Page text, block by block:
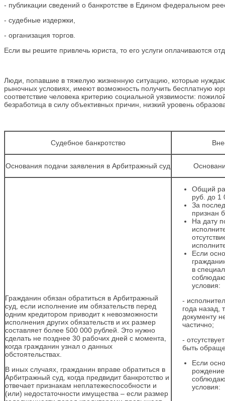
- публикации сведений о банкротстве в Едином федеральном
- судебные издержки,
- организация торгов.
Если вы решите привлечь юриста, то его услуги оплачиваются
Люди, попавшие в тяжелую жизненную ситуацию, которые
рыночных условиях, имеют возможность получить бесплатную
соответствие человека критерию социальной уязвимости:
безработица в силу объективных причин, низкий уровень
Судебное банкротство
Основания подачи заявления в Арбитражный суд
Гражданин обязан обратиться в Арбитражный
суд, если исполнение им обязательств перед
одним кредитором приводит к невозможности
исполнения других обязательств и их размер
составляет более 500 000 рублей. Это нужно
сделать не позднее 30 рабочих дней с момента,
когда гражданин узнал о данных
обстоятельствах.
В иных случаях, гражданин вправе обратиться в
Арбитражный суд, когда предвидит банкротство и
отвечает признакам неплатежеспособности и
(или) недостаточности имущества – если размер
Общий
руб. до 1
За
признан
На дату
Если
в
условия:
-
года назад,
документу
частично;
-
быть
Если
условия: